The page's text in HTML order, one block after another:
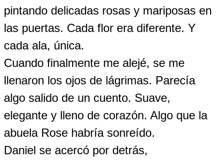
pintando delicadas rosas y mariposas en
las puertas. Cada flor era diferente. Y
cada ala, única.
Cuando finalmente me alejé, se me
llenaron los ojos de lágrimas. Parecía
algo salido de un cuento. Suave,
elegante y lleno de corazón. Algo que la
abuela Rose habría sonreído.
Daniel se acercó por detrás,